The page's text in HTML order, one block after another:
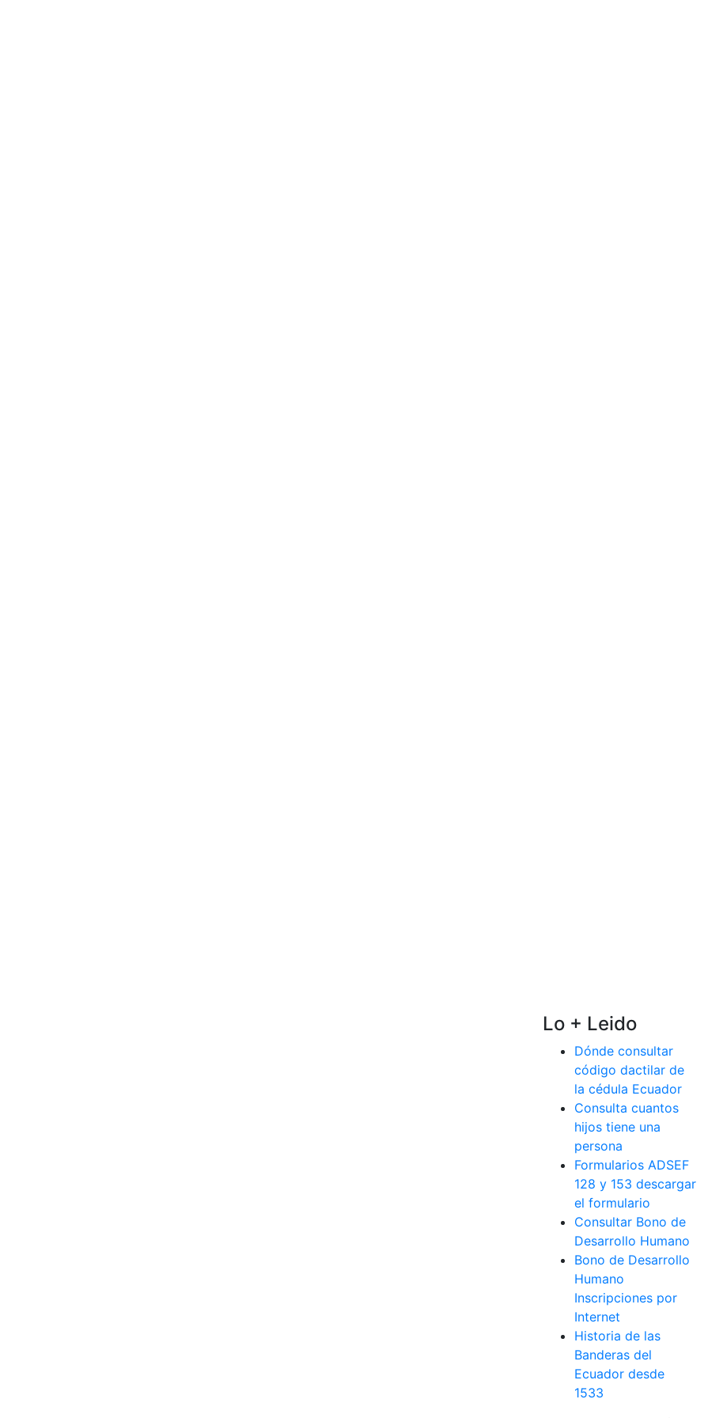
Lo + Leido
Dónde consultar
código dactilar de
la cédula Ecuador
Consulta cuantos
hijos tiene una
persona
Formularios ADSEF
128 y 153 descargar
el formulario
Consultar Bono de
Desarrollo Humano
Bono de Desarrollo
Humano
Inscripciones por
Internet
Historia de las
Banderas del
Ecuador desde
1533